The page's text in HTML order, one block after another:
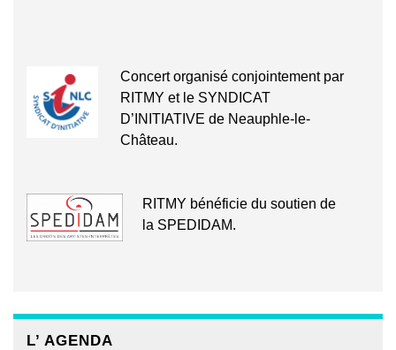
Concert organisé conjointement par
RITMY et le SYNDICAT
D’INITIATIVE de Neauphle-le-
Château.
RITMY bénéficie du soutien de
la SPEDIDAM.
L’ AGENDA